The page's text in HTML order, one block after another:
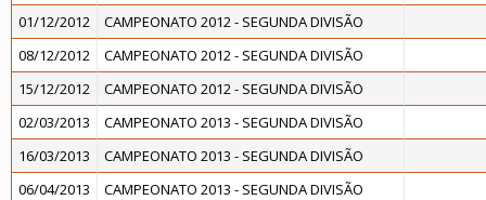
01/12/2012
CAMPEONATO 2012 - SEGUNDA DIVISÃO
08/12/2012
CAMPEONATO 2012 - SEGUNDA DIVISÃO
15/12/2012
CAMPEONATO 2012 - SEGUNDA DIVISÃO
02/03/2013
CAMPEONATO 2013 - SEGUNDA DIVISÃO
16/03/2013
CAMPEONATO 2013 - SEGUNDA DIVISÃO
06/04/2013
CAMPEONATO 2013 - SEGUNDA DIVISÃO